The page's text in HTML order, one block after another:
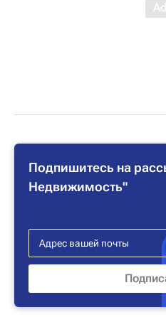
Подпишитесь на
Недвижимость"